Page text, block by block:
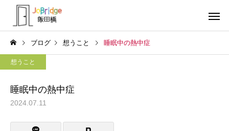
ブログ 想うこと 睡眠中の熱中症
想うこと
睡眠中の熱中症
2024.07.11